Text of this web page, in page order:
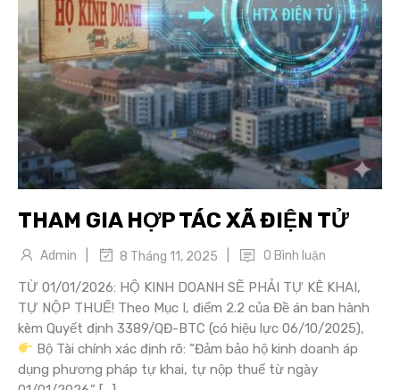
THAM GIA HỢP TÁC XÃ ĐIỆN TỬ
Admin 8 Tháng 11, 2025 0 Bình luận
TỪ 01/01/2026: HỘ KINH DOANH SẼ PHẢI TỰ KÊ KHAI,
TỰ NỘP THUẾ! Theo Mục I, điểm 2.2 của Đề án ban hành
kèm Quyết định 3389/QĐ-BTC (có hiệu lực 06/10/2025),
Bộ Tài chính xác định rõ: “Đảm bảo hộ kinh doanh áp
dụng phương pháp tự khai, tự nộp thuế từ ngày